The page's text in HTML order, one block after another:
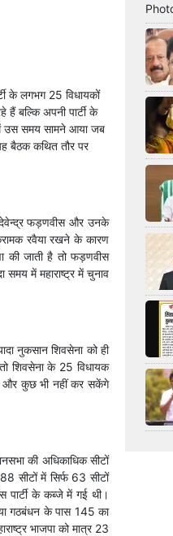
के लगभग 25 विधायकों
बल्कि अपनी पार्टी के
में उस समय सामने आया जब
बैठक कथित तौर पर
देवेन्द्र फड़णवीस और उनके
रवैया रखने के कारण
की जाती है तो फड़णवीस
में महाराष्ट्र में चुनाव
नुकसान शिवसेना को ही
शिवसेना के 25 विधायक
और कुछ भी नहीं कर सकेंगे
की अधिकाधिक सीटों
सीटों में सिर्फ 63 सीटों
पार्टी के कब्जे में गई थी।
गठबंधन के पास 145 का
भाजपा को मात्र 23